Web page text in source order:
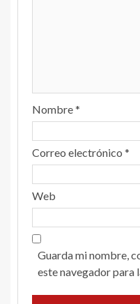
Nombre*
Correo electrónico *
Web
Guarda mi nombre,
este navegador para